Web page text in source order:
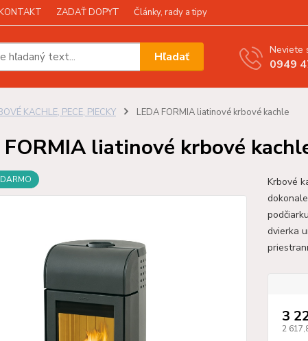
ZADAŤ DOPYT Články, rady a tipy
Hľadať Neviete
0949
KACHLE, PECE, PIECKY LEDA FORMIA liatinové krbové kachle
FORMIA liatinové krbové
Krbové
dvierka
3
2